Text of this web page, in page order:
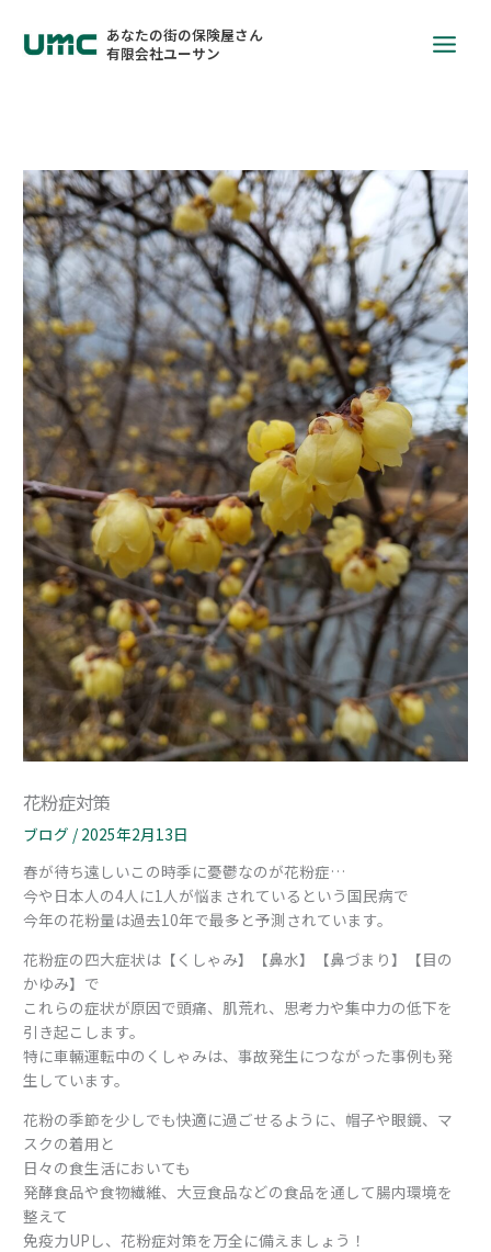
あなたの街の保険屋さん
有限会社ユーサン
花粉症対策
ブログ / 2025年2月13日
春が待ち遠しいこの時季に憂鬱なのが花粉症…
今や日本人の4人に1人が悩まされているという国民病で
今年の花粉量は過去10年で最多と予測されています。
花粉症の四大症状は【くしゃみ】【鼻水】【鼻づまり】【目の
かゆみ】で
これらの症状が原因で頭痛、肌荒れ、思考力や集中力の低下を
引き起こします。
特に車輛運転中のくしゃみは、事故発生につながった事例も発
生しています。
花粉の季節を少しでも快適に過ごせるように、帽子や眼鏡、マ
スクの着用と
日々の食生活においても
発酵食品や食物繊維、大豆食品などの食品を通して腸内環境を
整えて
免疫力UPし、花粉症対策を万全に備えましょう！